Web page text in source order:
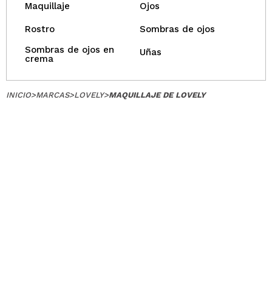
Maquillaje Ojos
Rostro
Sombras de ojos
Sombras de ojos en
crema
Uñas
INICIO>MARCAS>LOVELY>MAQUILLAJE DE LOVELY